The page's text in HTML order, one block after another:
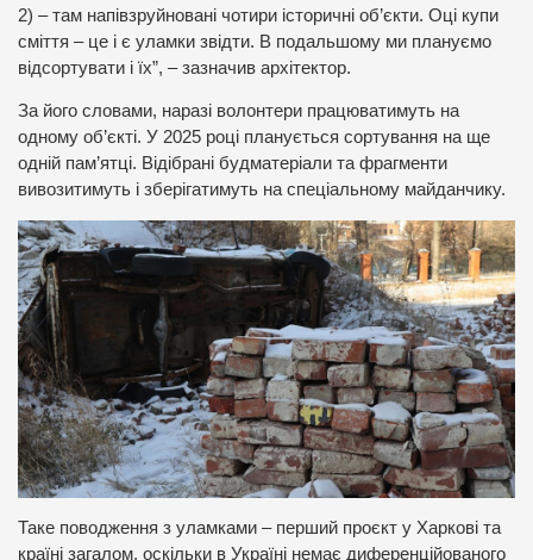
2) – там напівзруйновані чотири історичні об’єкти. Оці купи
сміття – це і є уламки звідти. В подальшому ми плануємо
відсортувати і їх”, – зазначив архітектор.
За його словами, наразі волонтери працюватимуть на
одному об’єкті. У 2025 році планується сортування на ще
одній пам’ятці. Відібрані будматеріали та фрагменти
вивозитимуть і зберігатимуть на спеціальному майданчику.
Таке поводження з уламками – перший проєкт у Харкові та
країні загалом, оскільки в Україні немає диференційованого